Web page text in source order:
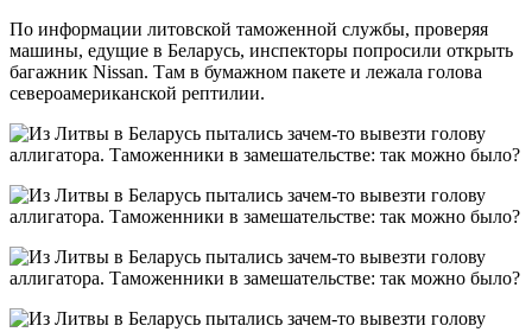
По информации литовской таможенной службы, проверяя
машины, едущие в Беларусь, инспекторы попросили открыть
багажник Nissan. Там в бумажном пакете и лежала голова
североамериканской рептилии.